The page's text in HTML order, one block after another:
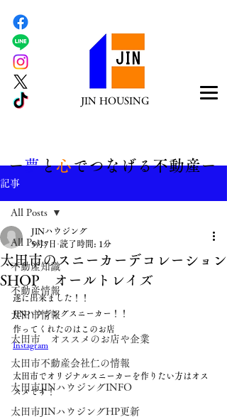
JIN HOUSING
​ー夢と心でつなげる不動産ー
記事
All Posts
不動産知識
不動産情報
太田市情報
太田市 オススメのお店や企業
太田市不動産会社仁の情報
太田市JINハウジングINFO
太田市JINハウジングHP更新
All Posts
太田市のスニーカーデコレーション
SHOP オールトレイズ
JINハウジング
5月7日 読了時間: 1分
遂に出来ました！！
JINハウジングスニーカー！！
作ってくれたのはこのお店
Instagram
太田市でオリジナルスニーカーを作りたい方はオス
スメです！